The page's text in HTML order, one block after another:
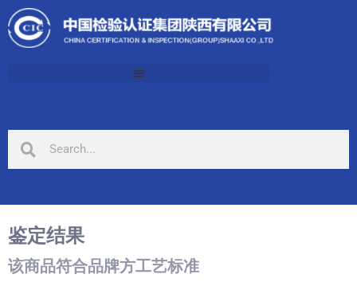
鉴定结果
该商品符合品牌方工艺标准